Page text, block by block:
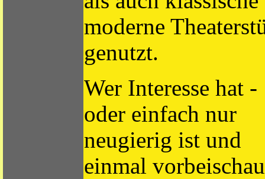
moderne
genutzt.
Wer Interesse hat -
oder einfach nur
neugierig ist und
einmal